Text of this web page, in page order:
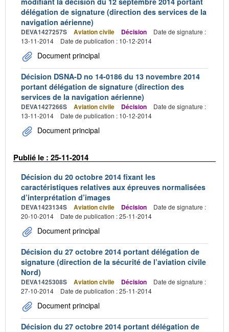
délégation de signature (direction des services de la
navigation aérienne)
DEVA1427257S Aviation civile Décision
Date de signature :
13-11-2014
Date de publication : 10-12-2014
Document principal
Décision DSNA-D no 14-0186 du 13 novembre 2014
portant délégation de signature (direction des
services de la navigation aérienne)
DEVA1427266S Aviation civile Décision
Date de signature :
13-11-2014
Date de publication : 10-12-2014
Document principal
Publié le : 25-11-2014
Décision du 20 octobre 2014 fixant les
caractéristiques relatives aux épreuves normalisées
d’interprétation d’images
DEVA1423134S Aviation civile Décision
Date de signature :
20-10-2014
Date de publication : 25-11-2014
Document principal
Décision du 27 octobre 2014 portant délégation de
signature (direction de la sécurité de l’aviation civile
Nord)
DEVA1425308S Aviation civile Décision
Date de signature :
27-10-2014
Date de publication : 25-11-2014
Document principal
Décision du 27 octobre 2014 portant délégation de